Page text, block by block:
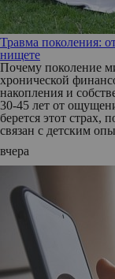
Травма поколения:
нищете
Почему поколение
хронической
накопления и
30-45 лет от
берется этот страх,
связан с детским
вчера